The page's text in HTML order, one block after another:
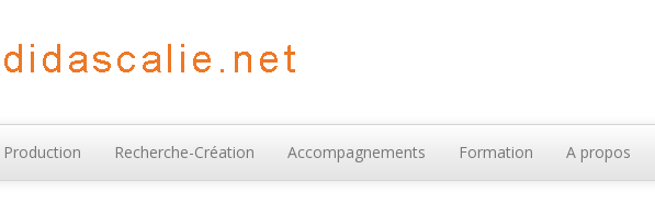
Production Recherche-Création Accompagnements Formation A propos